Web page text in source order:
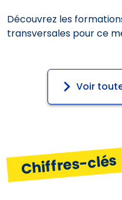
Découvrez les
transversales pour ce
Voir
Chiffres-clés